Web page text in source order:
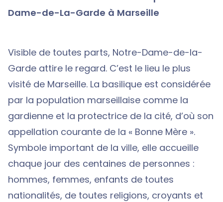
Dame-de-La-Garde à Marseille
Visible de toutes parts, Notre-Dame-de-la-
Garde attire le regard. C’est le lieu le plus
visité de Marseille. La basilique est considérée
par la population marseillaise comme la
gardienne et la protectrice de la cité, d’où son
appellation courante de la « Bonne Mère ».
Symbole important de la ville, elle accueille
chaque jour des centaines de personnes :
hommes, femmes, enfants de toutes
nationalités, de toutes religions, croyants et